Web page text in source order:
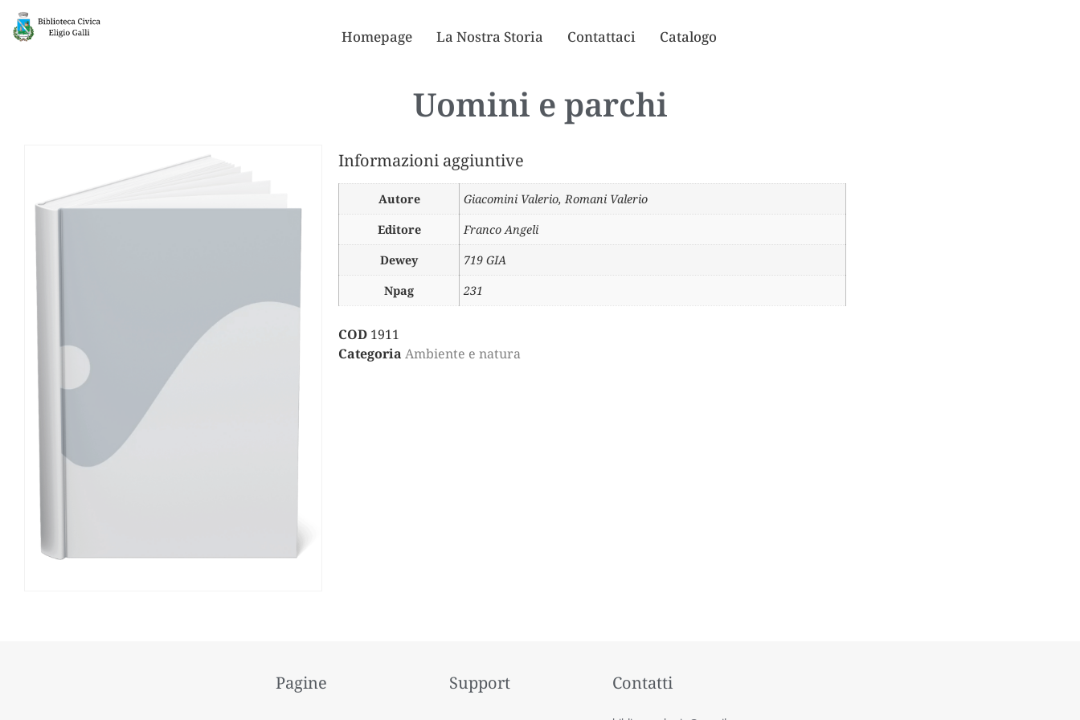
Homepage La Nostra Storia Contattaci Catalogo
Uomini e parchi
Informazioni aggiuntive
Autore Giacomini Valerio,Romani Valerio
Editore
Franco Angeli
Dewey
719 GIA
Npag
231
COD 1911
Categoria Ambiente e natura
Pagine Support Contatti